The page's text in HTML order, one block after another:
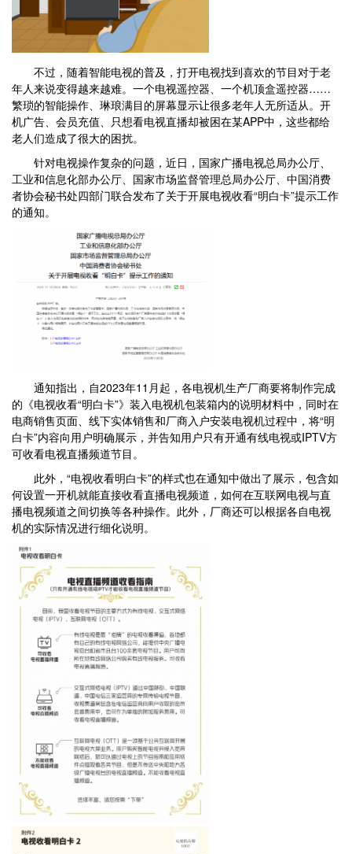
不过，随着智能电视的普及，打开电视找到喜欢的节目对于老
年人来说变得越来越难。一个电视遥控器、一个机顶盒遥控器……
繁琐的智能操作、琳琅满目的屏幕显示让很多老年人无所适从。开
机广告、会员充值、只想看电视直播却被困在某APP中，这些都给
老人们造成了很大的困扰。
针对电视操作复杂的问题，近日，国家广播电视总局办公厅、
工业和信息化部办公厅、国家市场监督管理总局办公厅、中国消费
者协会秘书处四部门联合发布了关于开展电视收看“明白卡”提示工作
的通知。
通知指出，自2023年11月起，各电视机生产厂商要将制作完成
的《电视收看“明白卡”》装入电视机包装箱内的说明材料中，同时在
电商销售页面、线下实体销售和厂商入户安装电视机过程中，将“明
白卡”内容向用户明确展示，并告知用户只有开通有线电视或IPTV方
可收看电视直播频道节目。
此外，“电视收看明白卡”的样式也在通知中做出了展示，包含如
何设置一开机就能直接收看直播电视频道，如何在互联网电视与直
播电视频道之间切换等各种操作。此外，厂商还可以根据各自电视
机的实际情况进行细化说明。